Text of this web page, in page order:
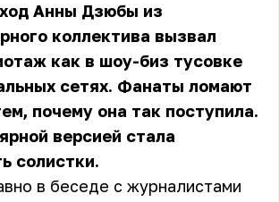
Анны Дзюбы из
коллектива вызвал
как в шоу-биз тусовке
сетях. Фанаты ломают
почему она так поступила.
версией стала
солистки.
в беседе с журналистами